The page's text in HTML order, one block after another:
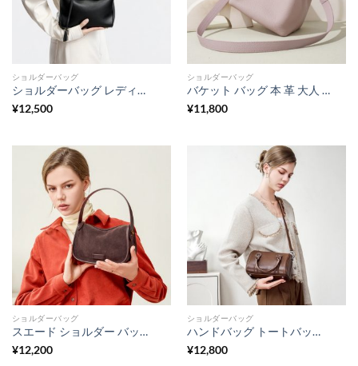
ショルダーバッグ
ショルダーバッグ レディース 本革 ハンドバッグ レザー 2way 本 革 ショルダー バッグ 斜めがけ バッグ おしゃれ フォーマル バッグ レディース 冠 婚 葬祭 バッグ オフィス カジュアル カバン
¥12,500
ショルダーバッグ
バケット バッグ 本 革 大人 可愛い ハンドバッグ ショルダー バッグ レザー 小さめ 本 革 ミニ トート バッグ カジュアル カバン レディース カジュアル に も キレイ め に も バッグ
¥11,800
ショルダーバッグ
スエード ショルダー バッグ 本 革 ミニ ショルダー バッグ レディース 枕 型 ショルダー バッグ 可愛い ハンドバッグ ミニ ショルダーバッグ 大人 可愛い 冬 バッグ カジュアル カバン レディース
¥12,200
ショルダーバッグ
ハンドバッグ トートバッグ レディース 3way ショルダーバッグ ミニ ボストンバッグ 本革 ショルダーバッグ ボストンバッグ 小さめ 本革 カバン カジュアル カバン
¥12,800